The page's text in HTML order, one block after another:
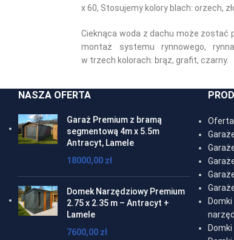
x 60, Stosujemy kolory blach: orzech,
Cieknąca woda z dachu może zostać
montaż systemu rynnowego,
w trzech kolorach: brąz, grafit, czarny.
NASZA OFERTA
Garaż Premium z bramą
segmentową 4m x 5.5m
Antracyt, Lamele
18000,00 zł
Domek Narzędziowy Premium
2.75 x 2.35 m – Antracyt +
Lamele
7600,00 zł
Oferta